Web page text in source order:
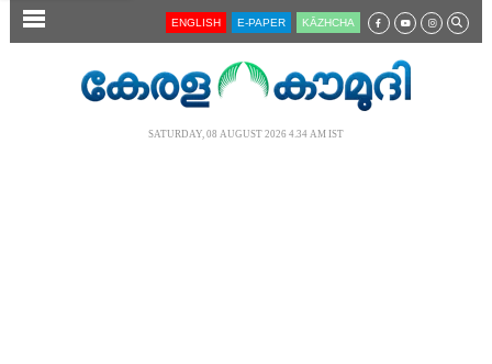
SECTIONS ENGLISH E-PAPER KĀZHCHA
SATURDAY, 08 AUGUST 2026 4.34 AM IST